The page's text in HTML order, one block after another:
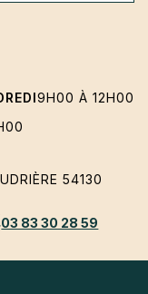
9H00 À 12H00
54130
03 83 30 28 59